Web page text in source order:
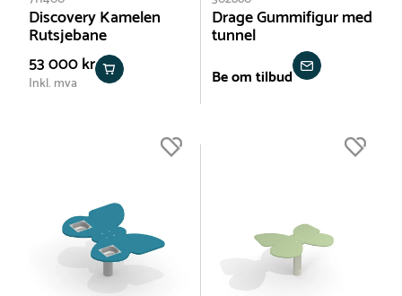
Discovery Kamelen
Rutsjebane
53 000 kr
Inkl. mva
Drage Gummifigur med
tunnel
Be om tilbud